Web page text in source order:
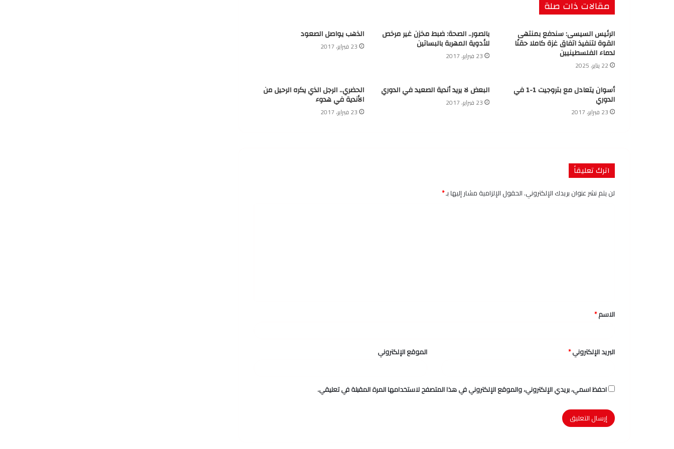
مقالات ذات صلة
الرئيس السيسى: سندفع بمنتهى
القوة لتنفيذ اتفاق غزة كاملا حقنًا
لدماء الفلسطينيين
22 يناير، 2025
بالصور.. الصحة: ضبط مخزن غير مرخص
للأدوية المهربة بالبساتين
23 فبراير، 2017
الذهب يواصل الصعود
23 فبراير، 2017
أسوان يتعادل مع بتروجيت 1-1 في
الدوري
23 فبراير، 2017
البعض لا يريد أندية الصعيد في الدوري
23 فبراير، 2017
الحضري.. الرجل الذي يكره الرحيل من
الأندية في هدوء
23 فبراير، 2017
اترك تعليقاً
لن يتم نشر عنوان بريدك الإلكتروني.الحقول الإلزامية مشار إليها بـ*
*
الاسم*
البريد الإلكتروني* الموقع الإلكتروني
احفظ اسمي، بريدي الإلكتروني، والموقع الإلكتروني في هذا المتصفح لاستخدامها المرة المقبلة في تعليقي.